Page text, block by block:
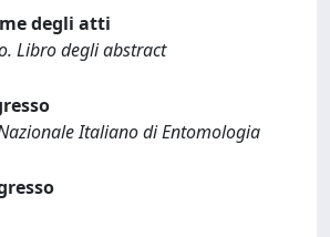
degli atti
Libro degli abstract
Italiano di Entomologia